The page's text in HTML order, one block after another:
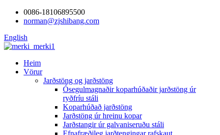
0086-18106895500
norman@zjshibang.com
English
Heim
Vörur
Jarðstöng og jarðstöng
Ósegulmagnaðir koparhúðaðir jarðstöng úr
ryðfríu stáli
Koparhúðað jarðstöng
Jarðstöng úr hreinu kopar
Jarðstangir úr galvaniseruðu stáli
Efnafræðileg jarðtengingar rafskaut